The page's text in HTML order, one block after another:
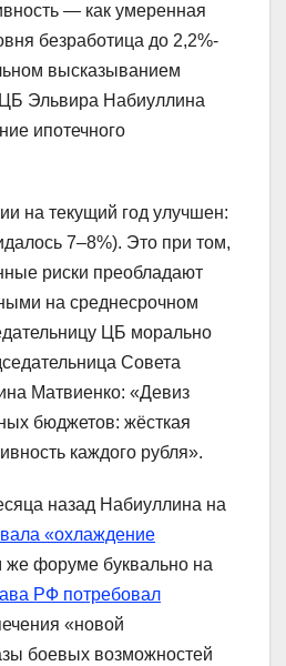
— как умеренная
безработица до 2,2%-
высказыванием
Эльвира Набиуллина
ипотечного
на текущий год улучшен:
7–8%). Это при том,
риски преобладают
на среднесрочном
ЦБ морально
Совета
Матвиенко: «Девиз
бюджетов: жёсткая
каждого рубля».
назад Набиуллина на
«охлаждение
же форуме буквально на
РФ потребовал
«новой
боевых возможностей